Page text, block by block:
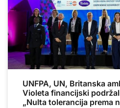
UNFPA, UN, Britanska
Violeta financijski
„Nulta tolerancija prema